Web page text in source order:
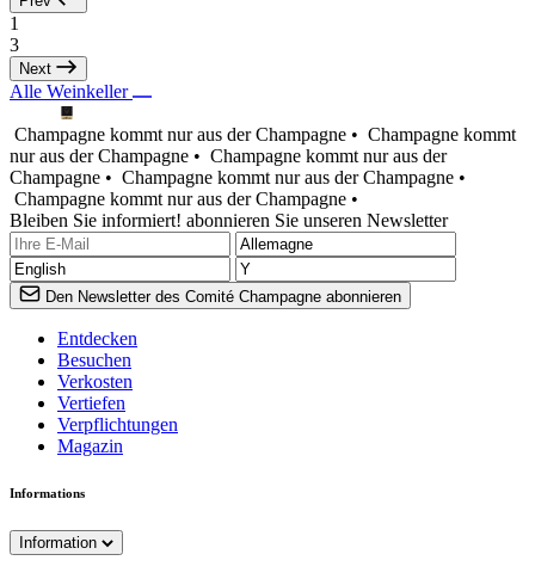
1
3
Next
Alle Weinkeller
Champagne kommt nur aus der Champagne • Champagne kommt
nur aus der Champagne • Champagne kommt nur aus der
Champagne • Champagne kommt nur aus der Champagne •
Champagne kommt nur aus der Champagne •
Bleiben Sie informiert! abonnieren Sie unseren Newsletter
Den Newsletter des Comité Champagne abonnieren
Entdecken
Besuchen
Verkosten
Vertiefen
Verpflichtungen
Magazin
Informations
Information